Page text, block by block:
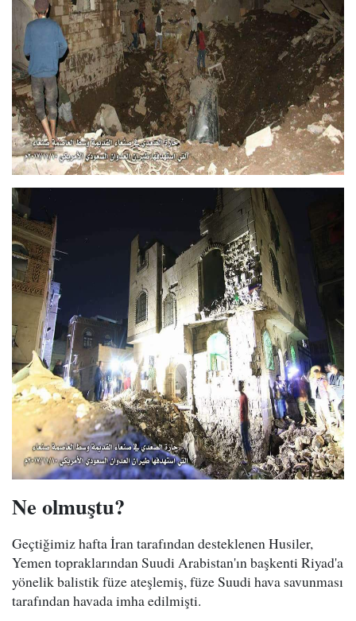
Ne olmuştu?
Geçtiğimiz hafta İran tarafından desteklenen Husiler,
Yemen topraklarından Suudi Arabistan'ın başkenti Riyad'a
yönelik balistik füze ateşlemiş, füze Suudi hava savunması
tarafından havada imha edilmişti.